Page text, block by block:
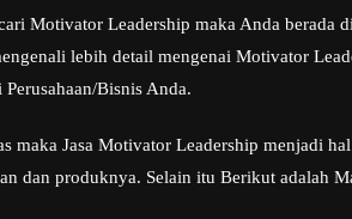
Motivator Leadership maka Anda berada
lebih detail mengenai Motivator
Bisnis Anda.
maka Jasa Motivator Leadership menjadi
dan produknya. Selain itu Berikut adalah